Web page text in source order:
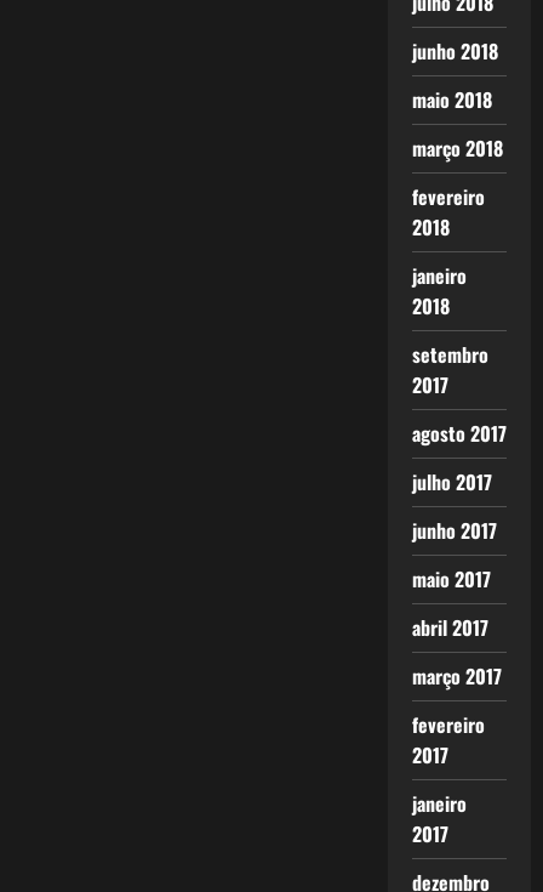
junho 2018
maio 2018
março 2018
fevereiro
2018
janeiro
2018
setembro
2017
agosto 2017
julho 2017
junho 2017
maio 2017
abril 2017
março 2017
fevereiro
2017
janeiro
2017
dezembro